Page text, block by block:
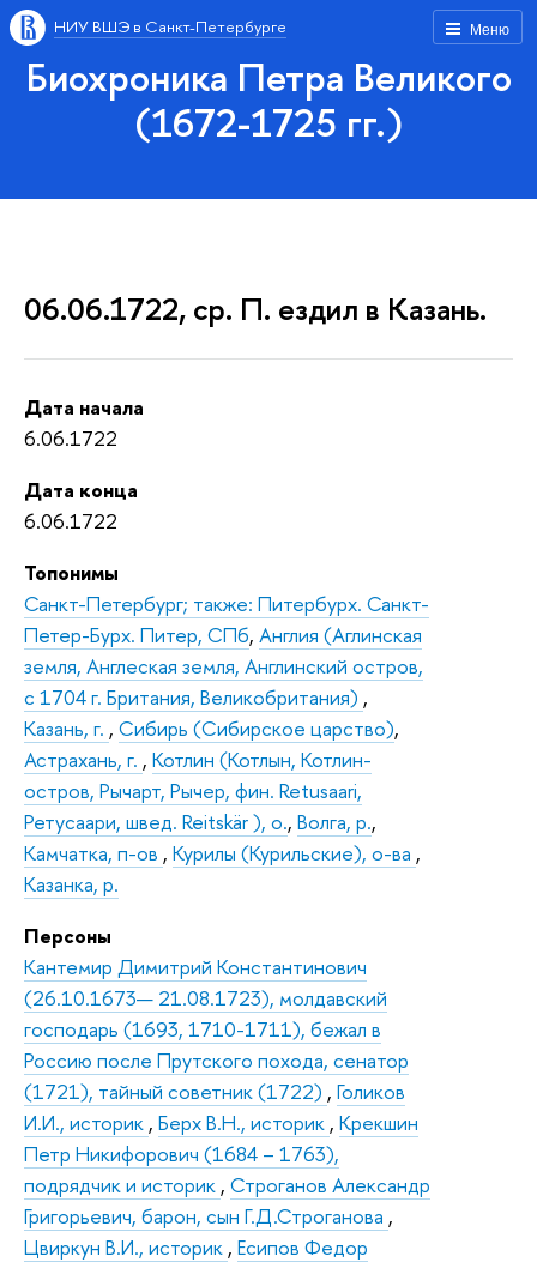
Меню
НИУ ВШЭ в Санкт-Петербурге
Биохроника Петра Великого
(1672-1725 гг.)
06.06.1722, ср. П. ездил в Казань.
Дата начала
6.06.1722
Дата конца
6.06.1722
Топонимы
Санкт-Петербург; также: Питербурх. Санкт-
Петер-Бурх. Питер, СПб, Англия (Аглинская
земля, Англеская земля, Англинский остров,
с 1704 г. Британия, Великобритания) ,
Казань, г. , Сибирь (Сибирское царство),
Астрахань, г. , Котлин (Котлын, Котлин-
остров, Рычарт, Рычер, фин. Retusaari,
Ретусаари, швед. Reitskär ), о., Волга, р.,
Камчатка, п-ов , Курилы (Курильские), о-ва ,
Казанка, р.
Персоны
Кантемир Димитрий Константинович
(26.10.1673— 21.08.1723), молдавский
господарь (1693, 1710-1711), бежал в
Россию после Прутского похода, сенатор
(1721), тайный советник (1722) , Голиков
И.И., историк , Берх В.Н., историк , Крекшин
Петр Никифорович (1684 – 1763),
подрядчик и историк , Строганов Александр
Григорьевич, барон, сын Г.Д.Строганова ,
Цвиркун В.И., историк , Есипов Федор